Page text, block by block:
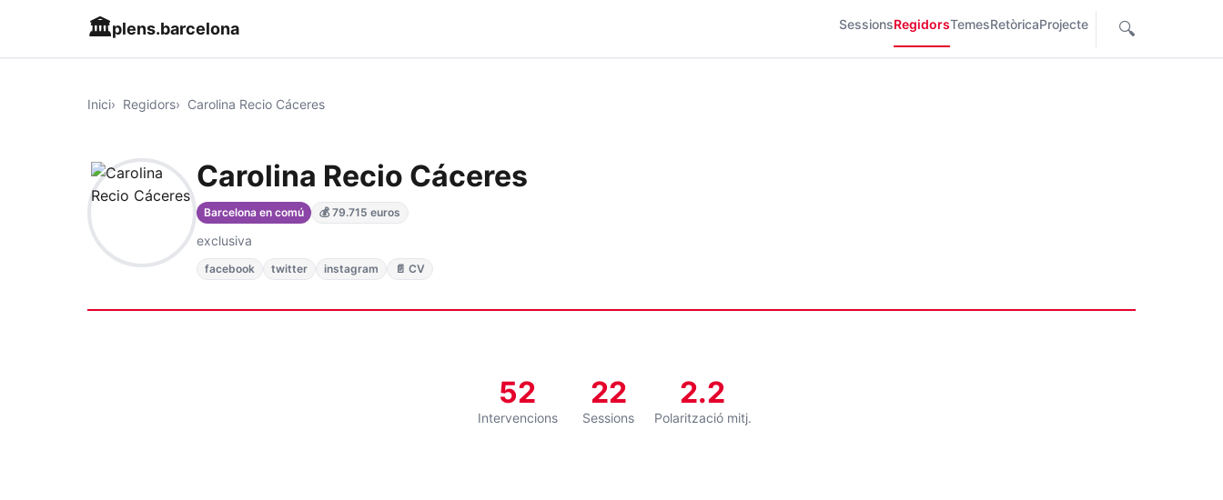
🏛️plens.barcelona SessionsRegidorsTemesRetòricaProjecte 🔍
Inici Regidors Carolina Recio Cáceres
Carolina Recio Cáceres
Barcelona en comú 💰 79.715 euros
exclusiva
facebook twitter instagram 📄 CV
52
Intervencions
22
Sessions
2.2
Polarització mitj.